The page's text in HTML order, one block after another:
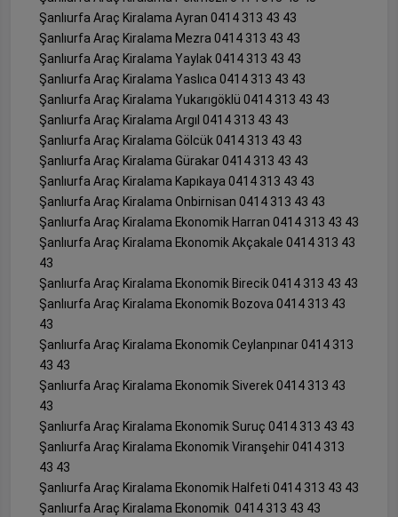
Şanlıurfa Araç Kiralama Ayran 0414 313 43 43
Şanlıurfa Araç Kiralama Mezra 0414 313 43 43
Şanlıurfa Araç Kiralama Yaylak 0414 313 43 43
Şanlıurfa Araç Kiralama Yaslıca 0414 313 43 43
Şanlıurfa Araç Kiralama Yukarıgöklü 0414 313 43 43
Şanlıurfa Araç Kiralama Argıl 0414 313 43 43
Şanlıurfa Araç Kiralama Gölcük 0414 313 43 43
Şanlıurfa Araç Kiralama Gürakar 0414 313 43 43
Şanlıurfa Araç Kiralama Kapıkaya 0414 313 43 43
Şanlıurfa Araç Kiralama Onbirnisan 0414 313 43 43
Şanlıurfa Araç Kiralama Ekonomik Harran 0414 313 43 43
Şanlıurfa Araç Kiralama Ekonomik Akçakale 0414 313 43
43
Şanlıurfa Araç Kiralama Ekonomik Birecik 0414 313 43 43
Şanlıurfa Araç Kiralama Ekonomik Bozova 0414 313 43
43
Şanlıurfa Araç Kiralama Ekonomik Ceylanpınar 0414 313
43 43
Şanlıurfa Araç Kiralama Ekonomik Siverek 0414 313 43
43
Şanlıurfa Araç Kiralama Ekonomik Suruç 0414 313 43 43
Şanlıurfa Araç Kiralama Ekonomik Viranşehir 0414 313
43 43
Şanlıurfa Araç Kiralama Ekonomik Halfeti 0414 313 43 43
Şanlıurfa Araç Kiralama Ekonomik 0414 313 43 43